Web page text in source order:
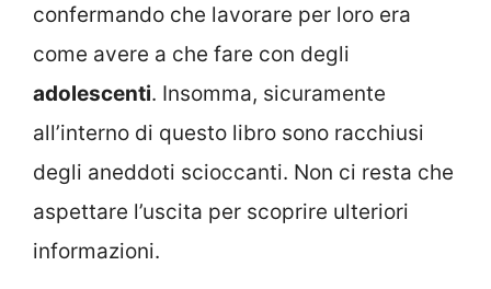
confermando che lavorare per loro era
come avere a che fare con degli
adolescenti. Insomma, sicuramente
all’interno di questo libro sono racchiusi
degli aneddoti scioccanti. Non ci resta che
aspettare l’uscita per scoprire ulteriori
informazioni.